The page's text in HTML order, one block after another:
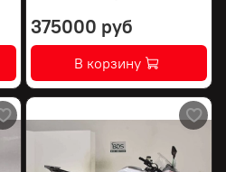
375000 руб
В корзину